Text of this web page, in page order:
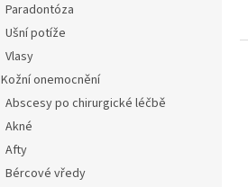
Paradontóza
Ušní potíže
Vlasy
Kožní onemocnění
Abscesy po chirurgické léčbě
Akné
Afty
Bércové vředy